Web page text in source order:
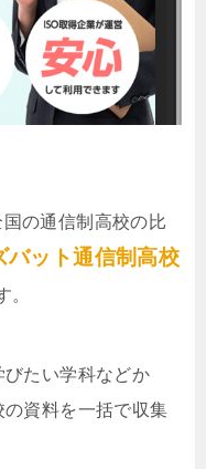
の通信制高校の比
バット通信制高校
。
たい学科などか
資料を一括で収集